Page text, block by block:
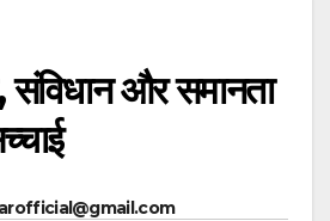
संविधान और समानता